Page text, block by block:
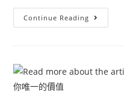
Continue Reading